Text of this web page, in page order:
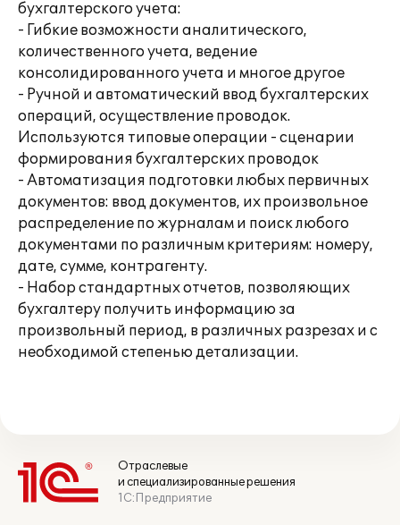
бухгалтерского учета:
- Гибкие возможности аналитического,
количественного учета, ведение
консолидированного учета и многое другое
- Ручной и автоматический ввод бухгалтерских
операций, осуществление проводок.
Используются типовые операции - сценарии
формирования бухгалтерских проводок
- Автоматизация подготовки любых первичных
документов: ввод документов, их произвольное
распределение по журналам и поиск любого
документами по различным критериям: номеру,
дате, сумме, контрагенту.
- Набор стандартных отчетов, позволяющих
бухгалтеру получить информацию за
произвольный период, в различных разрезах и с
необходимой степенью детализации.
Отраслевые
и специализированные решения
1С:Предприятие